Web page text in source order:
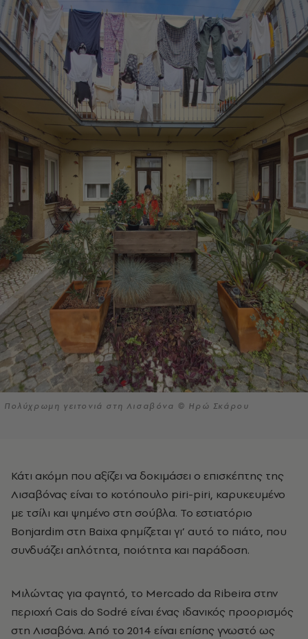
Πολύχρωμη γειτονιά στη Λισαβόνα © Ηρώ Σκάρου
Κάτι ακόμη που αξίζει να δοκιμάσει ο επισκέπτης της
Λισαβόνας είναι το κοτόπουλο piri-piri, καρυκευμένο
με τσίλι και ψημένο στη σούβλα. Το εστιατόριο
Bonjardim στη Baixa φημίζεται γι’ αυτό το πιάτο, που
συνδυάζει απλότητα, ποιότητα και παράδοση.
Μιλώντας για φαγητό, το Mercado da Ribeira στην
περιοχή Cais do Sodré είναι ένας ιδανικός προορισμός
στη Λισαβόνα. Από το 2014 είναι επίσης γνωστό ως